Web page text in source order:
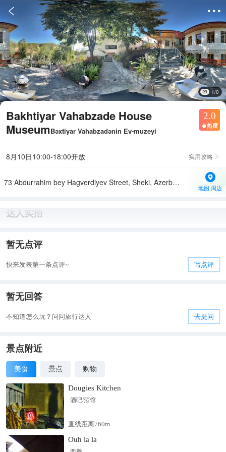
 
1/0
Bakhtiyar Vahabzade House
MuseumBəxtiyar Vahabzadənin Ev-muzeyi
2.0
 热度
8月10日10:00-18:00开放 实用攻略 
73 Abdurrahim bey Hagverdiyev Street, Sheki, Azerbaijan
地图·周边
达人实拍
暂无点评
快来发表第一条点评~ 写点评
暂无回答
不知道怎么玩？问问旅行达人 去提问
景点附近
美食 景点 购物
Dougies Kitchen
酒吧/酒馆
直线距离760m
Ouh la la